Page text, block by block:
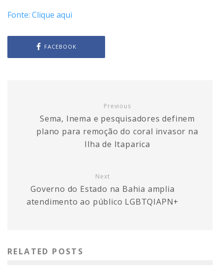
Fonte: Clique aqui
FACEBOOK
Previous
Sema, Inema e pesquisadores definem
plano para remoção do coral invasor na
Ilha de Itaparica
Next
Governo do Estado na Bahia amplia
atendimento ao público LGBTQIAPN+
RELATED POSTS